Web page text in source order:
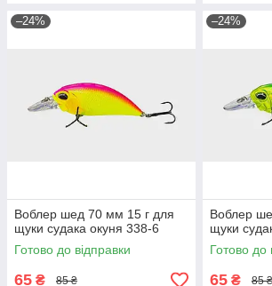
–24%
Воблер шед 70 мм 15 г для
щуки судака окуня 338-6
Готово до відправки
65 ₴ 85 ₴
–24%
Воблер
щуки
Готово до
65 ₴ 85 ₴